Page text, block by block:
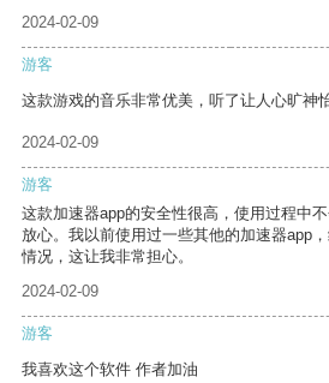
2024-02-09
游客
这款游戏的音乐非常优美，听了让人心旷神怡
2024-02-09
游客
这款加速器app的安全性很高，使用过程中
放心。我以前使用过一些其他的加速器app
情况，这让我非常担心。
2024-02-09
游客
我喜欢这个软件 作者加油